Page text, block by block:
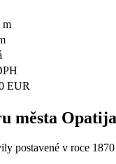
m
EUR
města
postavené v roce